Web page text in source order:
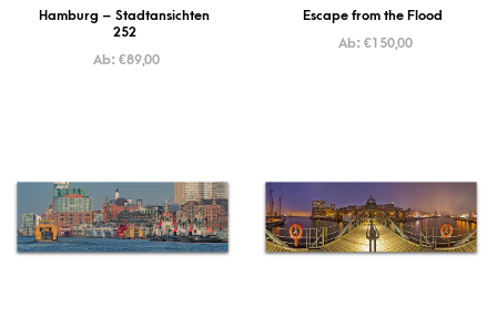
Hamburg – Stadtansichten
252
Ab: €89,00
Escape from the Flood
Ab: €150,00